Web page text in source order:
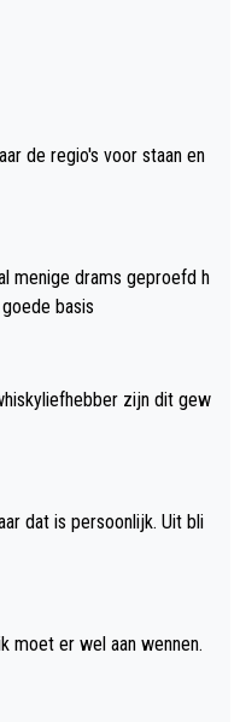
de regio's voor staan en
menige drams geproefd h
goede basis
zijn dit gew
dat is persoonlijk. Uit bli
moet er wel aan wennen.